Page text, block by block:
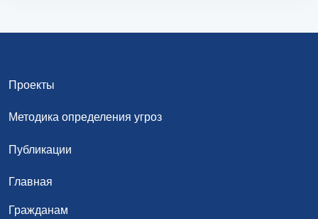
Проекты
Методика определения угроз
Публикации
Главная
Гражданам